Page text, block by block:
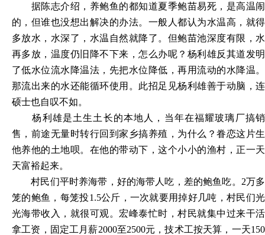
据陈志介绍，养鲍鱼的都知道夏季鲍苗易死，是高温闹
的，但谁也没想出解决的办法。一般人都认为水温高，就得
多放水，水深了，水温自然就降了。但鲍苗池深度有限，水
再多放，温度仍旧降不下来，怎么办呢？杨利雄反其道发明
了低水位流水降温法，先把水位降低，再用流动的水降温。
那流出来的水还能循环使用。此招足见杨利雄善于动脑，连
硕士也自叹不如。
杨利雄是土生土长的本地人，当年在福耀玻璃厂搞销
售，前途无量时转行回到家乡搞养殖，为什么？眷恋这片生
他养他的土地呗。在他的带动下，这个小小的渔村，正一天
天富裕起来。
村民们平时养海带，好的海带人吃，差的鲍鱼吃。 2万多
笼的鲍鱼，每笼投1.5公斤，一次就要用掉好几吨，村民们光
光海带收入，就很可观。宏峰泰忙时，村民就集中过来干活
拿工资，固定工月薪2000至2500元，技术工按天算，一天150